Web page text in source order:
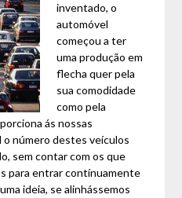
inventado, o
automóvel
começou a ter
uma produção em
flecha quer pela
sua comodidade
como pela
ás nossas
o número destes veículos
sem contar com os que
para entrar contínuamente
ideia, se alinhássemos